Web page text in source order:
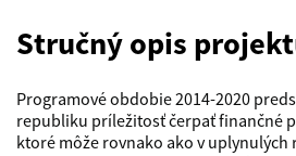
Stručný opis
Programové obdobie 2014-2020
republiku príležitosť čerpať finančné
ktoré môže rovnako ako v uplynulých